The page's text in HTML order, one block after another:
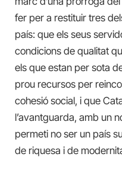
fer per a restituir tres
país: que els seus
condicions de qualitat
els que estan per sota
prou recursos per
cohesió social, i que
l’avantguarda, amb un
permeti no ser un país
de riquesa i de